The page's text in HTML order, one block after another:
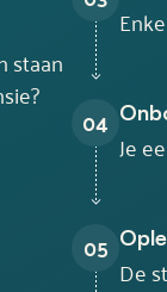
staan
04
Je
05
De